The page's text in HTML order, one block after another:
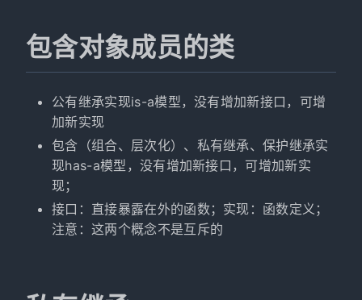
包含对象成员的类
公有继承实现is-a模型，没有增加新接口，可增
加新实现
包含（组合、层次化）、私有继承、保护继承实
现has-a模型，没有增加新接口，可增加新实
现；
接口：直接暴露在外的函数；实现：函数定义；
注意：这两个概念不是互斥的